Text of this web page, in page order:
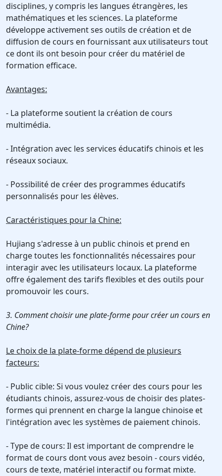
disciplines, y compris les langues étrangères, les
mathématiques et les sciences. La plateforme
développe activement ses outils de création et de
diffusion de cours en fournissant aux utilisateurs tout
ce dont ils ont besoin pour créer du matériel de
formation efficace.
Avantages:
- La plateforme soutient la création de cours
multimédia.
- Intégration avec les services éducatifs chinois et les
réseaux sociaux.
- Possibilité de créer des programmes éducatifs
personnalisés pour les élèves.
Caractéristiques pour la Chine:
Hujiang s'adresse à un public chinois et prend en
charge toutes les fonctionnalités nécessaires pour
interagir avec les utilisateurs locaux. La plateforme
offre également des tarifs flexibles et des outils pour
promouvoir les cours.
3. Comment choisir une plate-forme pour créer un cours en
Chine?
Le choix de la plate-forme dépend de plusieurs
facteurs:
- Public cible: Si vous voulez créer des cours pour les
étudiants chinois, assurez-vous de choisir des plates-
formes qui prennent en charge la langue chinoise et
l'intégration avec les systèmes de paiement chinois.
- Type de cours: Il est important de comprendre le
format de cours dont vous avez besoin - cours vidéo,
cours de texte, matériel interactif ou format mixte.